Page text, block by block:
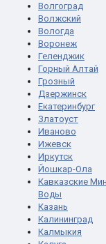
Волгоград
Волжский
Вологда
Воронеж
Геленджик
Горный Алтай
Грозный
Дзержинск
Екатеринбург
Златоуст
Иваново
Ижевск
Иркутск
Йошкар-Ола
Кавказские
Воды
Казань
Калининград
Калмыкия